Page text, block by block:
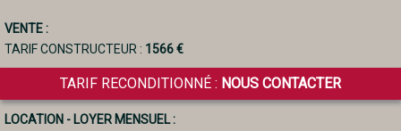
VENTE :
TARIF CONSTRUCTEUR : 1566 €
TARIF RECONDITIONNÉ : NOUS CONTACTER
LOCATION - LOYER MENSUEL :